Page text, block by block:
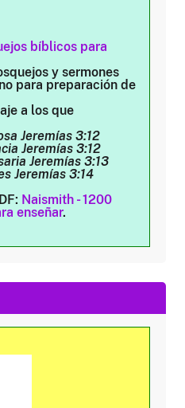
bíblicos para
y sermones
para preparación de
a los que
Jeremías 3:12
Jeremías 3:12
Jeremías 3:13
Jeremías 3:14
Naismith - 1200
enseñar.